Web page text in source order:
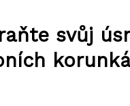
svůj